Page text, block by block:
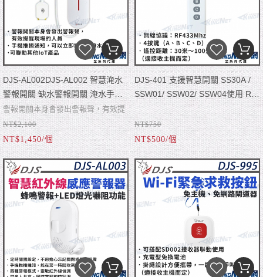
■ 尺寸：單聯，118mm×74mm×35m
免電池無線門鈴接收器 DJS-SD002 R
-NCC:CCAH23LP6010T2
DJS-AL002DJS-AL002 智慧淹水
警報開關 缺水警報開關 淹水手機
推播通知 近端遠端淹水警報 帝網
KingNet
警報開關本身會發出警報聲，有效提
醒現場的人員
手機推播通知，可以立即接收到淹水
警報
可聯動其他IoT產品
通過NCC認證 CCAH23Y10440T8
NT$2,100
NT$1,450/個
DJS-401 支援智慧開關 SS30A /
SSW01/ SSW02/ SSW04使用 RF
遙控器 遠程遙控器控制 4按鈕遙控
器 帝網 KingNet
無線協議：RF433Mhz
4按鍵（A、B、C、D）
搭配SS30A / SSW01/ SSW02/ SSW04
使用
遙控距離：30米～100米（適接收主
機而定）
尺寸：110mm×37mm×14mm
NT$750
NT$500/個